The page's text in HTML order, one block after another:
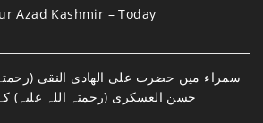
Azad Kashmir – Today
سمراء میں حضرت علی الھادی النقی
حسن العسکری (رحمتہ اللہ علیہ) کے